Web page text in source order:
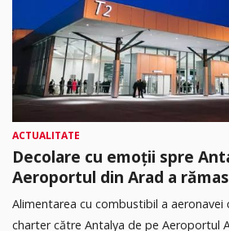
ACTUALITATE
Decolare cu emoții spre
Aeroportul din Arad a
Alimentarea cu combustibil a aeronavei
charter către Antalya de pe Aeroportul